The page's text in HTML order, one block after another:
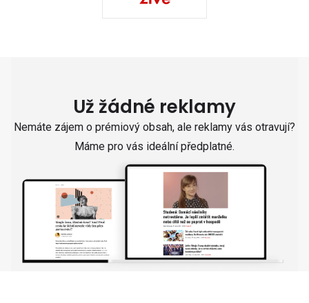
Už žádné reklamy
Nemáte zájem o prémiový obsah, ale reklamy vás otravují?
Máme pro vás ideální předplatné.